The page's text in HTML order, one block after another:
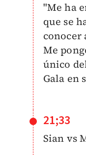
"Me ha
que se
conocer
Me
único
Gala en
21;33
Sian vs